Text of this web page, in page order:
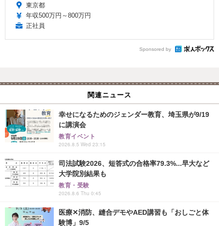
東京都
年収500万円～800万円
正社員
Sponsored by
関連ニュース
幸せになるためのジェンダー教育、埼玉県が9/19
に講演会
教育イベント
2026.8.5 Wed 23:15
司法試験2026、短答式の合格率79.3%...早大など
大学院別結果も
教育・受験
2026.8.6 Thu 0:45
医療✕消防、縫合デモやAED講習も「おしごと体
験博」9/5